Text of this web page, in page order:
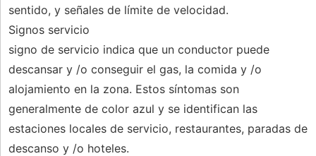
sentido, y señales de límite de velocidad.
Signos servicio
signo de servicio indica que un conductor puede
descansar y /o conseguir el gas, la comida y /o
alojamiento en la zona. Estos síntomas son
generalmente de color azul y se identifican las
estaciones locales de servicio, restaurantes, paradas de
descanso y /o hoteles.